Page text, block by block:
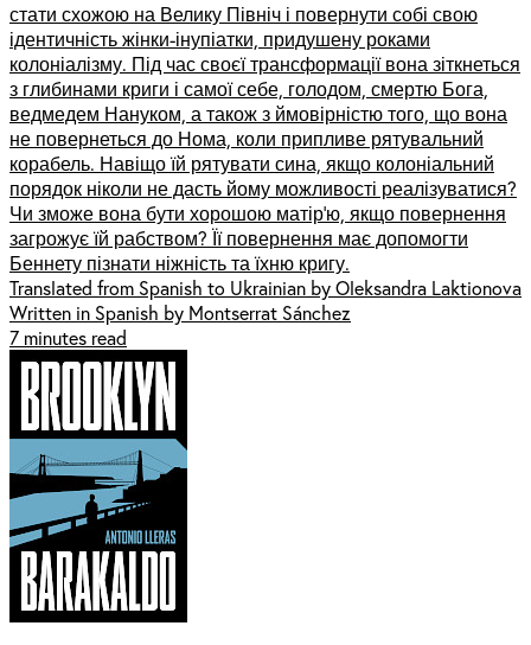
стати схожою на Велику Північ і повернути собі свою
ідентичність жінки-інупіатки, придушену роками
колоніалізму. Під час своєї трансформації вона зіткнеться
з глибинами криги і самої себе, голодом, смертю Бога,
ведмедем Нануком, а також з ймовірністю того, що вона
не повернеться до Нома, коли припливе рятувальний
корабель. Навіщо їй рятувати сина, якщо колоніальний
порядок ніколи не дасть йому можливості реалізуватися?
Чи зможе вона бути хорошою матір’ю, якщо повернення
загрожує їй рабством? Її повернення має допомогти
Беннету пізнати ніжність та їхню кригу.
Translated from Spanish to Ukrainian by Oleksandra Laktionova
Written in Spanish by Montserrat Sánchez
7 minutes read